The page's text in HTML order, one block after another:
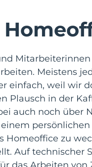
Mitarbeiterinnen
Meistens
einfach, weil wir
Plausch in der
auch noch über
zu
Auf technischer